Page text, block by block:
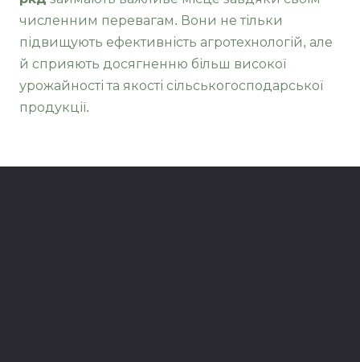
численним перевагам. Вони не тільки
підвищують ефективність агротехнологій, але
й сприяють досягненню більш високої
урожайності та якості сільськогосподарської
продукції.